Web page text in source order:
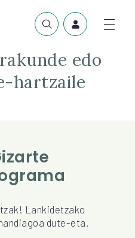
edo
hartzaile
Lankidetzako
dute-eta.